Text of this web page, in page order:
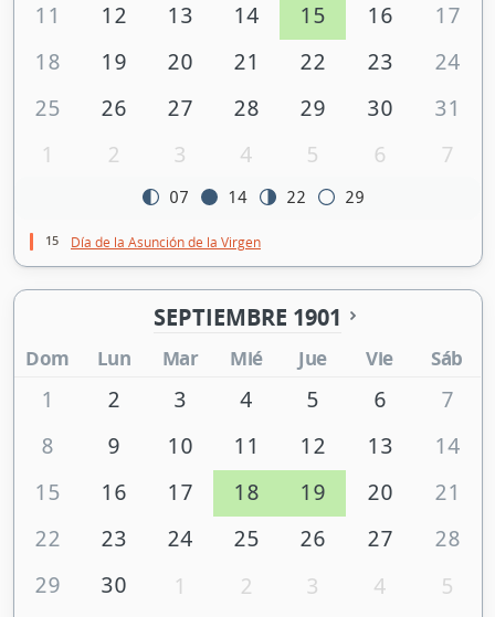
11
12 13 14 15 16
17
18
19 20 21 22 23
24
25
26 27 28 29 30
31
1
2 3 4 5 6 7
07 14 22 29
15 Día de la Asunción de la Virgen
SEPTIEMBRE 1901
Dom Lun Mar Mié Jue Vie Sáb
1 2 3 4 5 6
7
8
9 10 11 12 13
14
15
16 17 18 19 20
21
22
23 24 25 26 27
28
29
30 1 2 3 4
5